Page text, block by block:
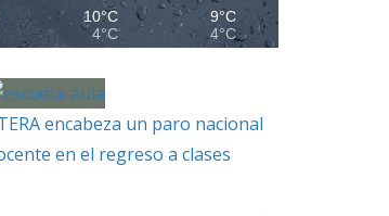
10°C
4°C
9°C
4°C
encabeza un paro nacional
en el regreso a clases